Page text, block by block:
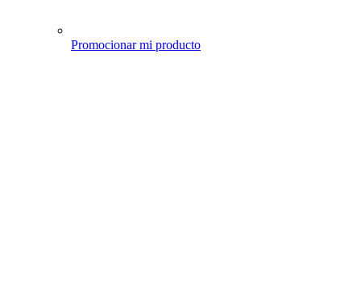
Promocionar mi producto